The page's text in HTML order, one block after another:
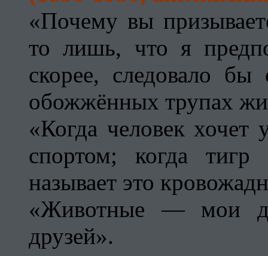
«Почему вы
то лишь, что я
скорее, следовало
обожжённых трупах
«Когда человек хочет
спортом; когда тигр
называет это
«Животные — мои
друзей».